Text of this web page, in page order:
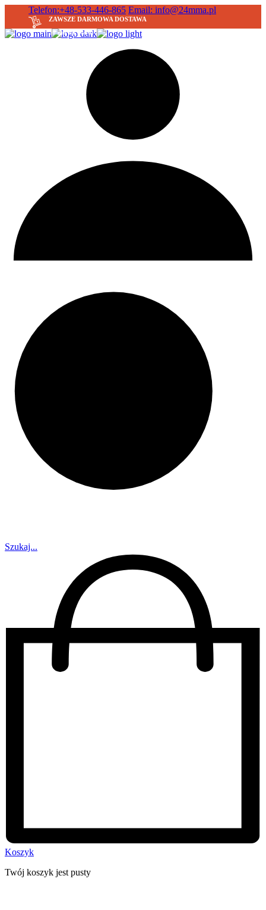
the
content
Telefon:+48-533-446-865 Email: info@24mma.pl
ZAWSZE DARMOWA DOSTAWA
30 dni na zwrot
Szukaj...
Koszyk
Twój koszyk jest pusty